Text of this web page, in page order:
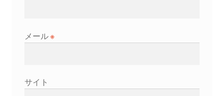
メール※
サイト